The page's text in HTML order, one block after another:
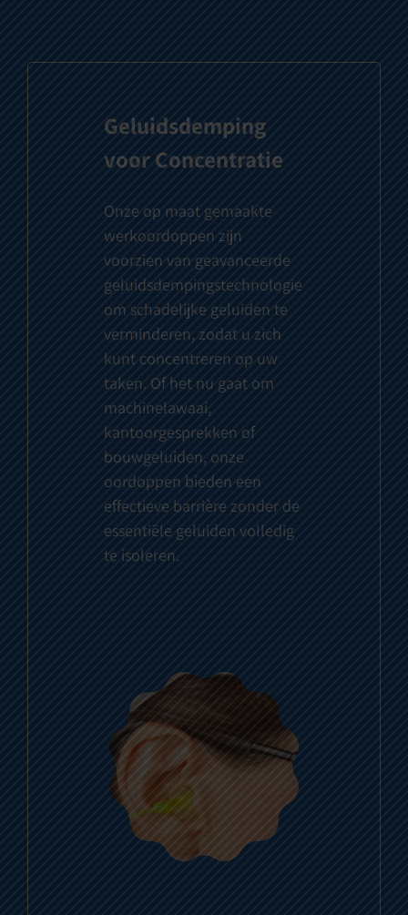
Geluidsdemping
voor Concentratie
Onze op maat gemaakte
werkoordoppen zijn
voorzien van geavanceerde
geluidsdempingstechnologie
om schadelijke geluiden te
verminderen, zodat u zich
kunt concentreren op uw
taken. Of het nu gaat om
machinelawaai,
kantoorgesprekken of
bouwgeluiden, onze
oordoppen bieden een
effectieve barrière zonder de
essentiële geluiden volledig
te isoleren.